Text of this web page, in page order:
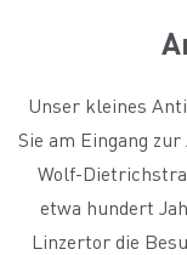
Unser kleines
Sie am Eingang
Wolf-
etwa hundert
Linzertor die